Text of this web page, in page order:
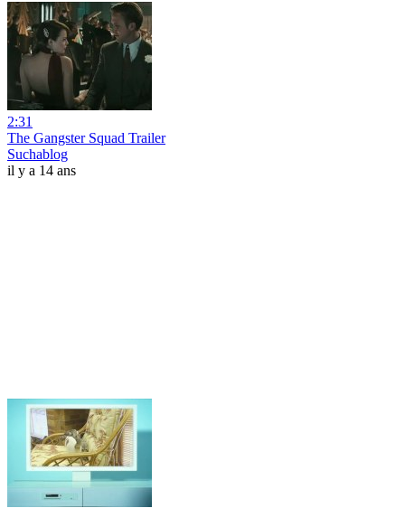
2:31
The Gangster Squad Trailer
Suchablog
il y a 14 ans